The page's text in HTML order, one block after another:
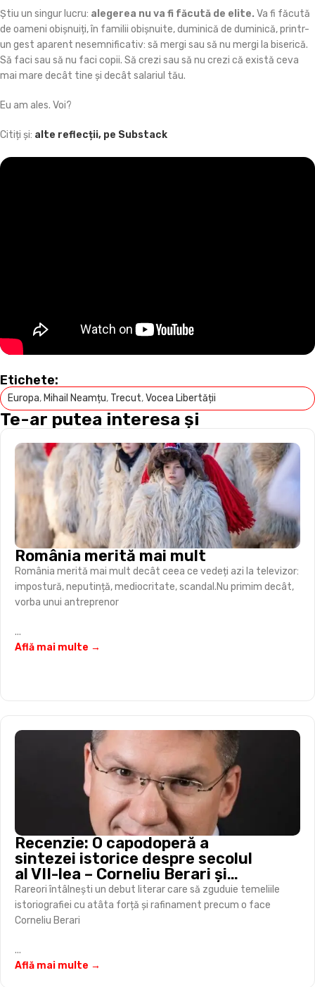
Știu un singur lucru: alegerea nu va fi făcută de elite. Va fi făcută
de oameni obișnuiți, în familii obișnuite, duminică de duminică, printr-
un gest aparent nesemnificativ: să mergi sau să nu mergi la biserică.
Să faci sau să nu faci copii. Să crezi sau să nu crezi că există ceva
mai mare decât tine și decât salariul tău.
Eu am ales. Voi?
Citiți și: alte reflecții, pe Substack
Etichete:
Europa, Mihail Neamțu, Trecut,Vocea Libertății
Te-ar putea interesa și
România merită mai mult
România merită mai mult decât ceea ce vedeți azi la televizor:
impostură, neputință, mediocritate, scandal.Nu primim decât,
vorba unui antreprenor
...
Află mai multe →
Recenzie: O capodoperă a
sintezei istorice despre secolul
al VII-lea – Corneliu Berari și
„războiul mondial” al Antichității
târzii
Rareori întâlnești un debut literar care să zguduie temeliile
istoriografiei cu atâta forță și rafinament precum o face
Corneliu Berari
...
Află mai multe →